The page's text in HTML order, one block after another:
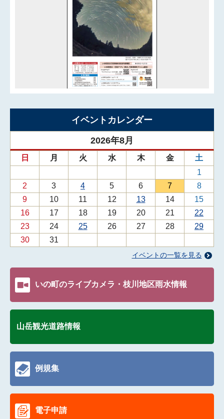
イベントカレンダー
2026年8月
日 月 火 水 木 金
土
1
2
3 4 5 6 7
8
9
10 11 12 13 14
15
16
17 18 19 20 21
22
23
24 25 26 27 28
29
30
31
イベントの一覧を見る
いの町のライブカメラ・枝川地区雨水情報
山岳観光道路情報
例規集
電子申請